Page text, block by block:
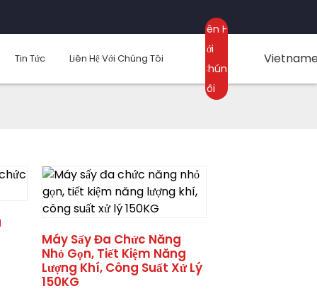
Tin Tức Liên Hệ Với Chúng Tôi
Liên Hệ
Với
Chúng
Tôi
Máy Sấy Đa Chức Năng
Nhỏ Gọn, Tiết Kiệm Năng
Lượng Khí, Công Suất Xử Lý
150KG